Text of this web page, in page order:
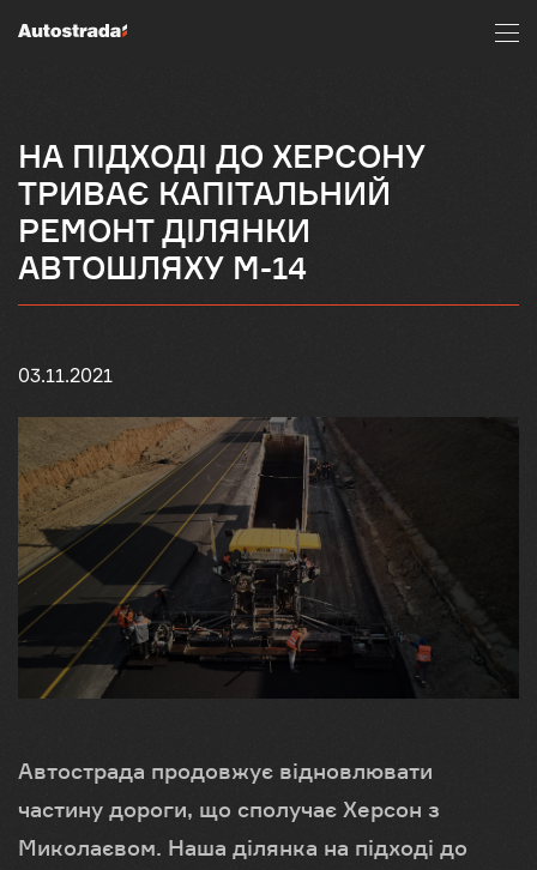
НА ПІДХОДІ ДО ХЕРСОНУ
ТРИВАЄ КАПІТАЛЬНИЙ
РЕМОНТ ДІЛЯНКИ
АВТОШЛЯХУ М-14
03.11.2021
Автострада продовжує відновлювати
частину дороги, що сполучає Херсон з
Миколаєвом. Наша ділянка на підході до